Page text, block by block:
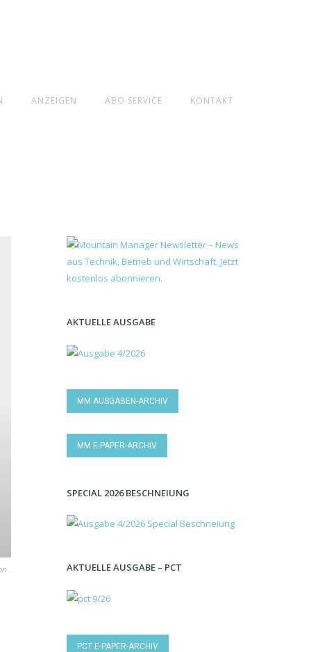
ANZEIGEN ABO SERVICE KONTAKT
AKTUELLE AUSGABE
MM AUSGABEN-ARCHIV
MM E-PAPER-ARCHIV
SPECIAL 2026 BESCHNEIUNG
AKTUELLE AUSGABE – PCT
PCT E-PAPER-ARCHIV